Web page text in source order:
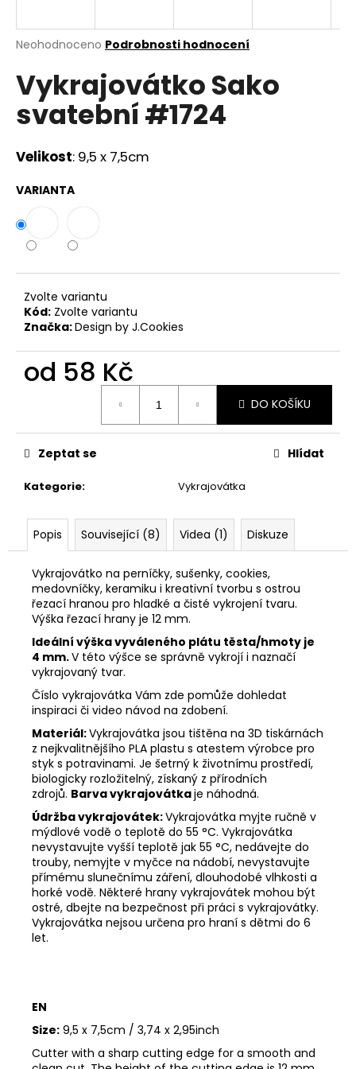
Průměrné
produktu
je
z
hvězdiček.
Neohodnoceno Podrobnosti hodnocení
Vykrajovátko Sako
svatební #1724
Velikost: 9,5 x 7,5cm
VARIANTA
Zvolte variantu
Kód: Zvolte variantu
Značka:Design by J.Cookies
od 58 Kč
DO KOŠÍKU
Kategorie: Vykrajovátka
Zeptat se Hlídat
Popis Související (8) Videa (1) Diskuze
Vykrajovátko na perníčky, sušenky, cookies,
medovníčky, keramiku i kreativní tvorbu s ostrou
řezací hranou pro hladké a čisté vykrojení tvaru.
Výška řezací hrany je 12 mm.
Ideální výška vyváleného plátu těsta/hmoty je
4 mm.V této výšce se správně vykrojí i naznačí
vykrajovaný tvar.
Číslo vykrajovátka Vám zde pomůže dohledat
inspiraci či video návod na zdobení.
Materiál:Vykrajovátka jsou tištěna na 3D tiskárnách
z nejkvalitnějšího PLA plastu s atestem výrobce pro
styk s potravinami. Je šetrný k životnímu prostředí,
biologicky rozložitelný, získaný z přírodních
zdrojů. Barva vykrajovátkaje náhodná.
Údržba vykrajovátek:Vykrajovátka myjte ručně v
mýdlové vodě o teplotě do 55 °C. Vykrajovátka
nevystavujte vyšší teplotě jak 55 °C, nedávejte do
trouby, nemyjte v myčce na nádobí, nevystavujte
přímému slunečnímu záření, dlouhodobé vlhkosti a
horké vodě. Některé hrany vykrajovátek mohou být
ostré, dbejte na bezpečnost při práci s vykrajovátky.
Vykrajovátka nejsou určena pro hraní s dětmi do 6
let.
EN
Size: 9,5 x 7,5cm / 3,74 x 2,95inch
Cutter with a sharp cutting edge for a smooth and
j
t
?
D
o
p
o
č
u
m
e
VYKRAJOVÁTKO
SET
#347
74
Kč